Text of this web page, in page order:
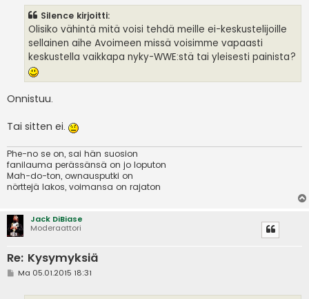
Silence kirjoitti:
Olisiko vähintä mitä voisi tehdä meille ei-keskustelijoille
sellainen aihe Avoimeen missä voisimme vapaasti
keskustella vaikkapa nyky-WWE:stä tai yleisesti painista?
Onnistuu.
Tai sitten ei.
Phe-no se on, sai hän suosion
fanilauma perässänsä on jo loputon
Mah-do-ton, ownausputki on
nörttejä lakos, voimansa on rajaton
Jack DiBiase
Moderaattori
Re: Kysymyksiä
VMa 05.01.2015 18:31